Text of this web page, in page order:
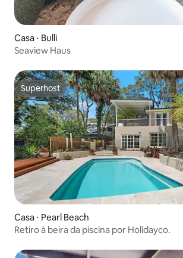
Casa ⋅ Bulli
Seaview Haus
Superhost
Superhost
Casa ⋅ Pearl Beach
Retiro à beira da piscina por Holidayco.